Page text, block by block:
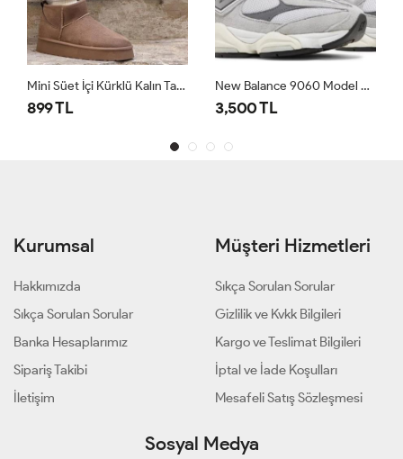
Mini Süet İçi Kürklü Kalın Taban Kadın Ugg Bot Koyu Bej
899 TL
New Balance 9060 Model Spor Ayakkabı Gri
3,500 TL
Kurumsal
Hakkımızda
Sıkça Sorulan Sorular
Banka Hesaplarımız
Sipariş Takibi
İletişim
Müşteri Hizmetleri
Sıkça Sorulan Sorular
Gizlilik ve Kvkk Bilgileri
Kargo ve Teslimat Bilgileri
İptal ve İade Koşulları
Mesafeli Satış Sözleşmesi
Sosyal Medya